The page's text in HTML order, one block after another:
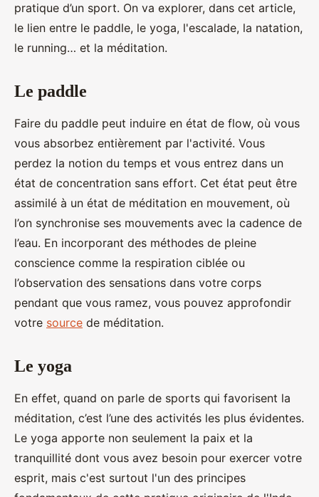
pratique d’un sport. On va explorer, dans cet article,
le lien entre le paddle, le yoga, l'escalade, la natation,
le running… et la méditation.
Le paddle
Faire du paddle peut induire en état de flow, où vous
vous absorbez entièrement par l'activité. Vous
perdez la notion du temps et vous entrez dans un
état de concentration sans effort. Cet état peut être
assimilé à un état de méditation en mouvement, où
l’on synchronise ses mouvements avec la cadence de
l’eau. En incorporant des méthodes de pleine
conscience comme la respiration ciblée ou
l’observation des sensations dans votre corps
pendant que vous ramez, vous pouvez approfondir
votre source de méditation.
Le yoga
En effet, quand on parle de sports qui favorisent la
méditation, c’est l’une des activités les plus évidentes.
Le yoga apporte non seulement la paix et la
tranquillité dont vous avez besoin pour exercer votre
esprit, mais c'est surtout l'un des principes